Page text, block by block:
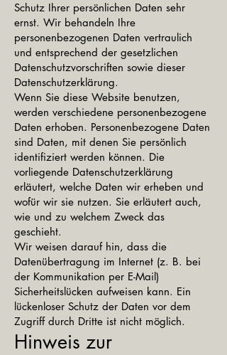
Schutz Ihrer persönlichen Daten sehr
ernst. Wir behandeln Ihre
personenbezogenen Daten vertraulich
und entsprechend der gesetzlichen
Datenschutzvorschriften sowie dieser
Datenschutzerklärung.
Wenn Sie diese Website benutzen,
werden verschiedene personenbezogene
Daten erhoben. Personenbezogene Daten
sind Daten, mit denen Sie persönlich
identifiziert werden können. Die
vorliegende Datenschutzerklärung
erläutert, welche Daten wir erheben und
wofür wir sie nutzen. Sie erläutert auch,
wie und zu welchem Zweck das
geschieht.
Wir weisen darauf hin, dass die
Datenübertragung im Internet (z. B. bei
der Kommunikation per E-Mail)
Sicherheitslücken aufweisen kann. Ein
lückenloser Schutz der Daten vor dem
Zugriff durch Dritte ist nicht möglich.
Hinweis zur